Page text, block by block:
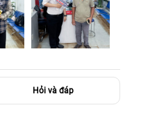
Hỏi và đáp